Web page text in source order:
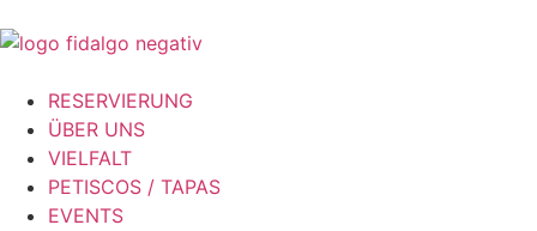
RESERVIERUNG
ÜBER UNS
VIELFALT
PETISCOS / TAPAS
EVENTS